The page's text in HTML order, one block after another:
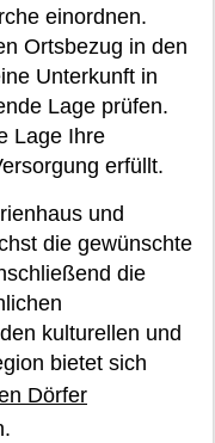
einordnen.
Ortsbezug in den
Unterkunft in
Lage prüfen.
Lage Ihre
erfüllt.
und
die gewünschte
die
kulturellen und
bietet sich
Dörfer